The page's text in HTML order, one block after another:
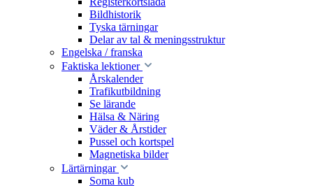
Bildhistorik
Tyska tärningar
Delar av tal & meningsstruktur
Engelska / franska
Faktiska lektioner
Årskalender
Trafikutbildning
Se lärande
Hälsa & Näring
Väder & Årstider
Pussel och kortspel
Magnetiska bilder
Lärtärningar
Soma kub